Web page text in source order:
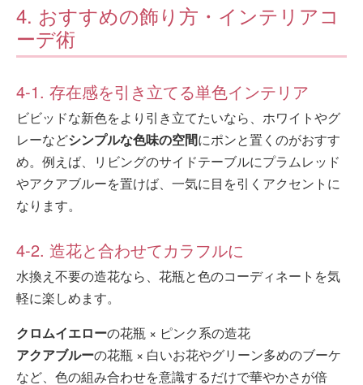
4. おすすめの飾り方・インテリアコ
ーデ術
4-1. 存在感を引き立てる単色インテリア
ビビッドな新色をより引き立てたいなら、ホワイトやグ
レーなどシンプルな色味の空間にポンと置くのがおすす
め。例えば、リビングのサイドテーブルにプラムレッド
やアクアブルーを置けば、一気に目を引くアクセントに
なります。
4-2. 造花と合わせてカラフルに
水換え不要の造花なら、花瓶と色のコーディネートを気
軽に楽しめます。
クロムイエローの花瓶 × ピンク系の造花
アクアブルーの花瓶 × 白いお花やグリーン多めのブーケ
など、色の組み合わせを意識するだけで華やかさが倍